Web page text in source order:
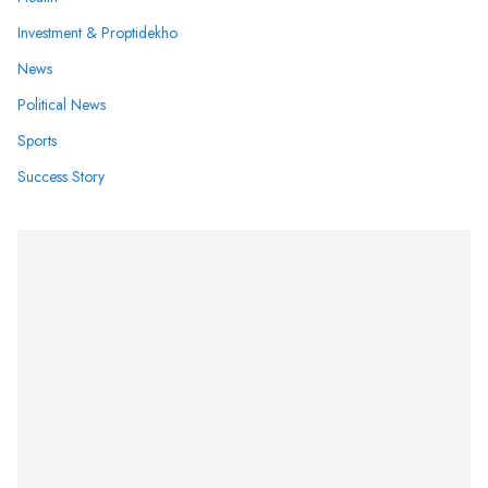
Investment & Proptidekho
News
Political News
Sports
Success Story